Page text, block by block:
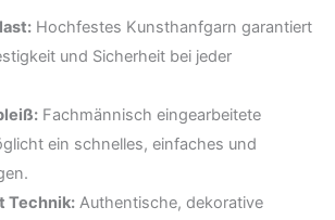
Hochfestes Kunsthanfgarn garantiert
und Sicherheit bei jeder
Fachmännisch eingearbeitete
ein schnelles, einfaches und
Technik: Authentische, dekorative